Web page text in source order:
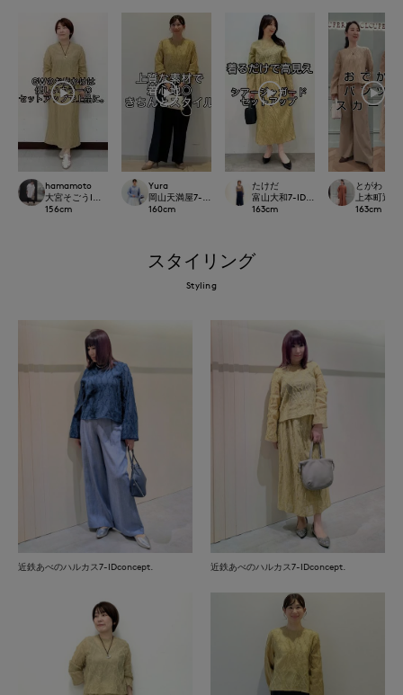
hamamoto
大宮そごうINED
156cm
Yura
岡山天満屋7-IDconcept.
160cm
たけだ
富山大和7-IDconcept.
163cm
とがわ
上本町近鉄
163cm
スタイリング
Styling
近鉄あべのハルカス7-IDconcept. 近鉄あべのハルカス7-IDconcept.